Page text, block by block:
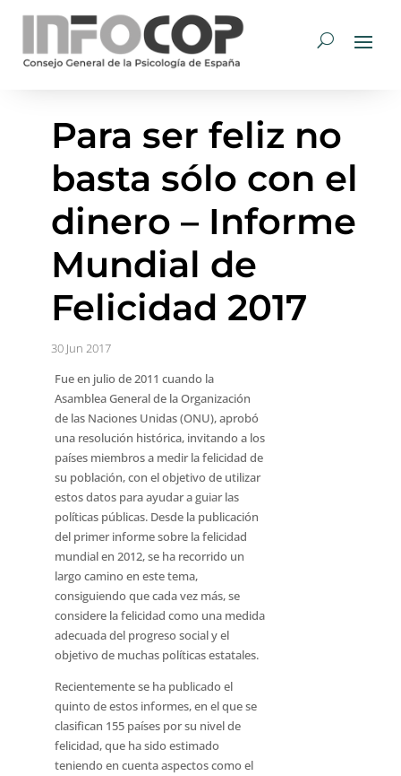
Para ser feliz no
basta sólo con el
dinero – Informe
Mundial de
Felicidad 2017
30 Jun 2017
Fue en julio de 2011 cuando la
Asamblea General de la Organización
de las Naciones Unidas (ONU), aprobó
una resolución histórica, invitando a los
países miembros a medir la felicidad de
su población, con el objetivo de utilizar
estos datos para ayudar a guiar las
políticas públicas. Desde la publicación
del primer informe sobre la felicidad
mundial en 2012, se ha recorrido un
largo camino en este tema,
consiguiendo que cada vez más, se
considere la felicidad como una medida
adecuada del progreso social y el
objetivo de muchas políticas estatales.
Recientemente se ha publicado el
quinto de estos informes, en el que se
clasifican 155 países por su nivel de
felicidad, que ha sido estimado
teniendo en cuenta aspectos como el